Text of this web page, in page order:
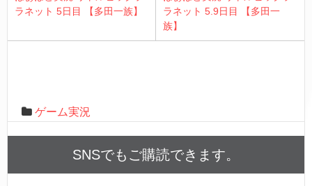
ラネット 5日目 【多田一族】
ラネット 5.9日目 【多田一
族】
ゲーム実況
SNSでもご購読できます。